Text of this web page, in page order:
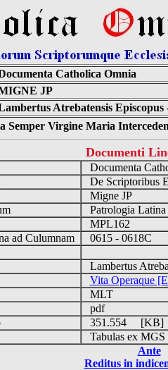
Catholica Omnia
JP
Atrebatensis
Semper Virgine Maria
Documenti
Documenta
De Scriptoribus
Migne JP
Patrologia Latina
MPL162
ad Culumnam
0615 - 0618C
Lambertus
Vita Operaque
MLT
pdf
351.554 [KB]
Tabulas ex MGS
Ante
Reditus in